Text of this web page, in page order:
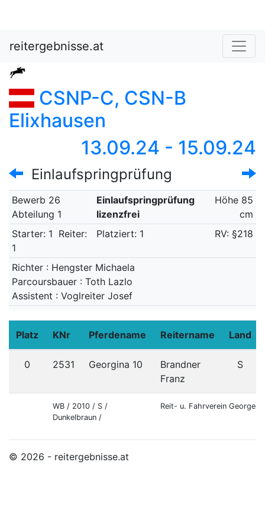
reitergebnisse.at
CSNP-C, CSN-B
Elixhausen
13.09.24 - 15.09.24
Einlaufspringprüfung
Bewerb 26
Abteilung 1
Einlaufspringprüfung
lizenzfrei
Höhe 85
cm
Starter: 1 Reiter:
1
Platziert: 1 RV: §218
Richter : Hengster Michaela
Parcoursbauer : Toth Lazlo
Assistent : Voglreiter Josef
Platz KNr Pferdename Reitername Land
0 2531 Georgina 10
Brandner
Franz
S
WB / 2010 / S /
Dunkelbraun /
Reit- u. Fahrverein
© 2026 - reitergebnisse.at